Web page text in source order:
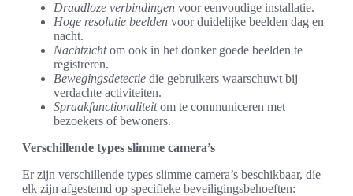
Draadloze verbindingen voor eenvoudige installatie.
Hoge resolutie beelden voor duidelijke beelden dag en
nacht.
Nachtzichtom ook in het donker goede beelden te
registreren.
Bewegingsdetectie die gebruikers waarschuwt bij
verdachte activiteiten.
Spraakfunctionaliteitom te communiceren met
bezoekers of bewoners.
Verschillende types slimme camera’s
Er zijn verschillende types slimme camera’s beschikbaar, die
elk zijn afgestemd op specifieke beveiligingsbehoeften: